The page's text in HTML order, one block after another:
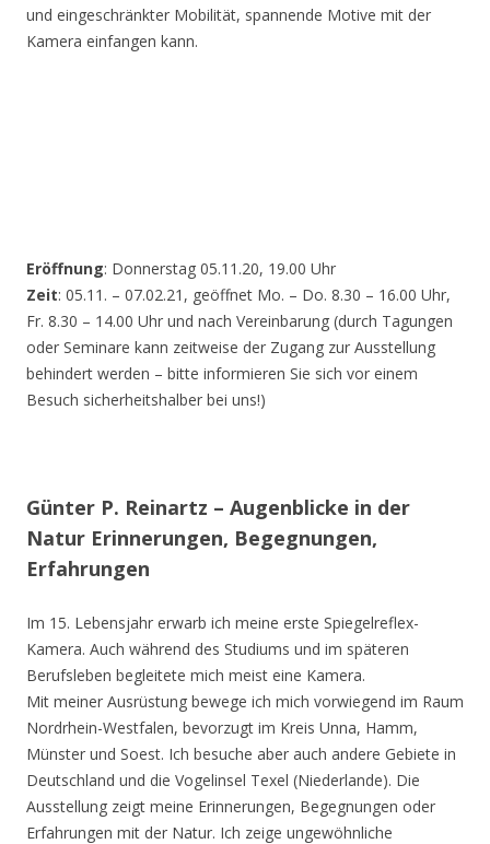
und eingeschränkter Mobilität, spannende Motive mit der
Kamera einfangen kann.
Eröffnung: Donnerstag 05.11.20, 19.00 Uhr
Zeit: 05.11. – 07.02.21, geöffnet Mo. – Do. 8.30 – 16.00 Uhr,
Fr. 8.30 – 14.00 Uhr und nach Vereinbarung (durch Tagungen
oder Seminare kann zeitweise der Zugang zur Ausstellung
behindert werden – bitte informieren Sie sich vor einem
Besuch sicherheitshalber bei uns!)
Günter P. Reinartz – Augenblicke in der
Natur Erinnerungen, Begegnungen,
Erfahrungen
Im 15. Lebensjahr erwarb ich meine erste Spiegelreflex-
Kamera. Auch während des Studiums und im späteren
Berufsleben begleitete mich meist eine Kamera.
Mit meiner Ausrüstung bewege ich mich vorwiegend im Raum
Nordrhein-Westfalen, bevorzugt im Kreis Unna, Hamm,
Münster und Soest. Ich besuche aber auch andere Gebiete in
Deutschland und die Vogelinsel Texel (Niederlande). Die
Ausstellung zeigt meine Erinnerungen, Begegnungen oder
Erfahrungen mit der Natur. Ich zeige ungewöhnliche